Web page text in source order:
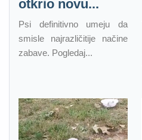
otkrio novu...
Psi definitivno umeju da
smisle najrazličitije načine
zabave. Pogledaj...